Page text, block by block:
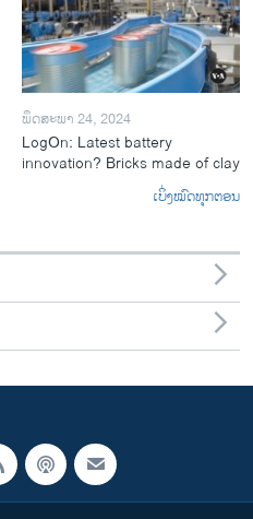
ພຶດສະພາ 24, 2024
LogOn: Latest battery
innovation? Bricks made of clay
ເບິ່ງໝົດທຸກຕອນ